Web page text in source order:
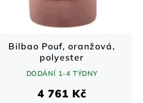
Bilbao Pouf, oranžová,
polyester
DODÁNÍ 1-4 TÝDNY
4 761 Kč